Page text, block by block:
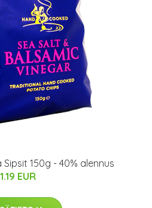
150g - 40% alennus
1.19 EUR